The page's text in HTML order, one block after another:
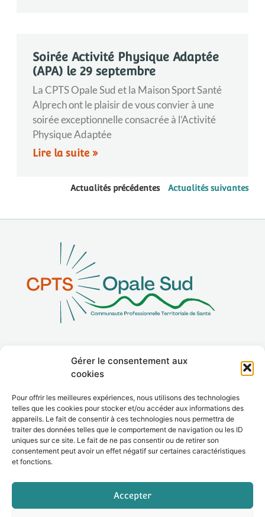
Gérer le consentement aux
cookies
Pour offrir les meilleures expériences, nous utilisons des technologies
telles que les cookies pour stocker et/ou accéder aux informations des
appareils. Le fait de consentir à ces technologies nous permettra de
traiter des données telles que le comportement de navigation ou les ID
uniques sur ce site. Le fait de ne pas consentir ou de retirer son
consentement peut avoir un effet négatif sur certaines caractéristiques
et fonctions.
Accepter
Soirée Activité Physique Adaptée
(APA) le 29 septembre
La CPTS Opale Sud et la Maison Sport Santé
Alprech ont le plaisir de vous convier à une
soirée exceptionnelle consacrée à l’Activité
Physique Adaptée
Lire la suite »
Actualités précédentes Actualités suivantes
Adhérer
Contact
Le site
Politique de confidentialité